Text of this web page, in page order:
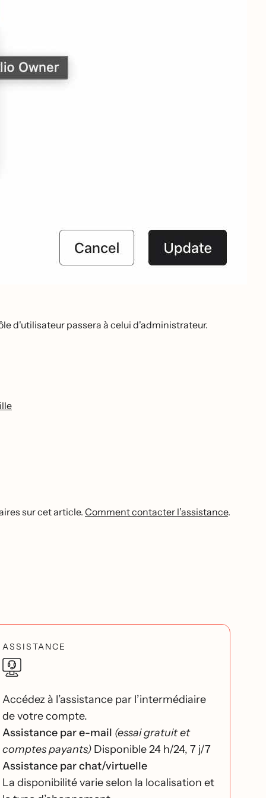
d'utilisateur passera à celui d'administrateur.
sur cet article. Comment contacter l’assistance.
ASSISTANCE
Accédez à l’assistance par l’intermédiaire
de votre compte.
Assistance par e-mail (essai gratuit et
comptes payants) Disponible 24 h/24, 7 j/7
Assistance par chat/virtuelle
La disponibilité varie selon la localisation et